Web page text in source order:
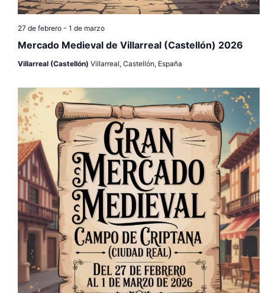
a
s
e
E
v
e
n
t
o
s
Mercado Medieval de Villarreal (Castellón) 2026
27 de febrero- 1 de marzo
Villarreal (Castellón) Villarreal, Castellón, España